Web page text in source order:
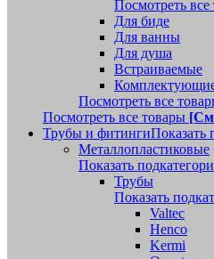
Посмотреть все
Для биде
Для ванны
Для душа
Встраиваемые
Посмотреть все
Посмотреть все товары
Трубы и фитингиПоказать
Металлопластиковые
Показать
Трубы
Показать
Valtec
Henco
Kermi